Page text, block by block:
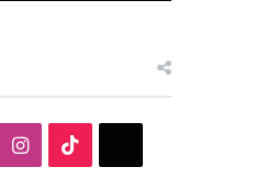
Instagram